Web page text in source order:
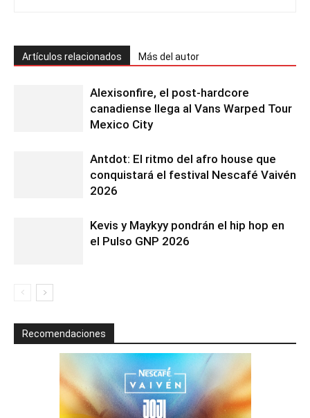
Artículos relacionados Más del autor
Alexisonfire, el post-hardcore
canadiense llega al Vans Warped Tour
Mexico City
Antdot: El ritmo del afro house que
conquistará el festival Nescafé Vaivén
2026
Kevis y Maykyy pondrán el hip hop en
el Pulso GNP 2026
Recomendaciones